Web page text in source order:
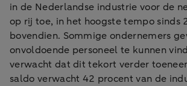
in de Nederlandse industrie voor de
op rij toe, in het hoogste tempo sinds
bovendien. Sommige ondernemers
onvoldoende personeel te kunnen
verwacht dat dit tekort verder
saldo verwacht 42 procent van de